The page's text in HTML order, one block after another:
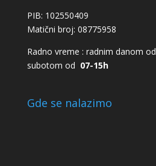
PIB: 102550409
Matični broj: 08775958
Radno vreme : radnim danom od
subotom od 07-15h
Gde se nalazimo